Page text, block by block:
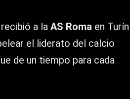
a la AS Roma en Turín
el liderato del calcio
de un tiempo para cada